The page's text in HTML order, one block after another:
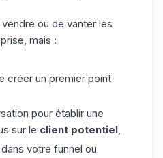
vendre ou de vanter les
mais :
créer un premier point
pour établir une
sur le client potentiel,
votre funnel ou